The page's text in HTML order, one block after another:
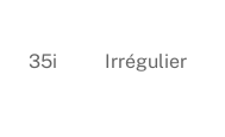
35i Irrégulier